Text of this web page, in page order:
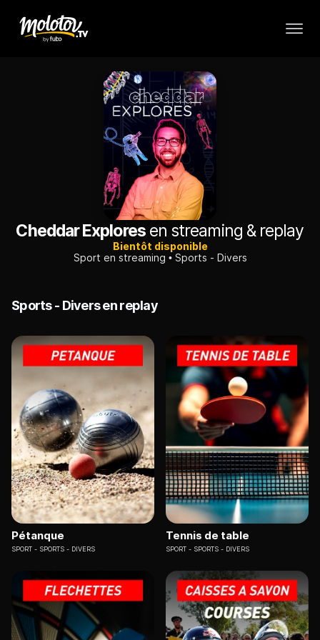
Cheddar Exploresen streaming & replay
Bientôt disponible
Sport en streaming
Sports - Divers
Sports - Divers en replay
Pétanque
SPORT SPORTS - DIVERS
Tennis de table
SPORT SPORTS - DIVERS